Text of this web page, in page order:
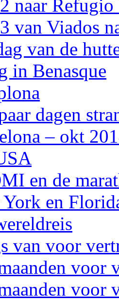
naar Refugio
van Viados
van de
in Benasque
dagen
– okt
en de
en
van voor
voor
voor